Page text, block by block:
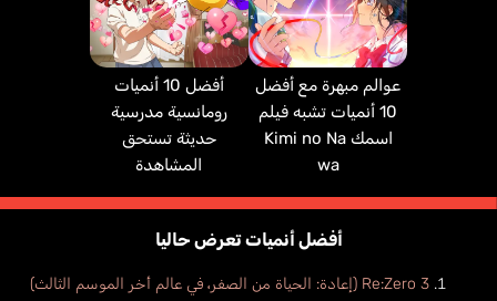
عوالم مبهرة مع أفضل
10 أنميات تشبه فيلم
اسمك Kimi no Na
wa
أفضل 10 أنميات
رومانسية مدرسية
حديثة تستحق
المشاهدة
أفضل أنميات تعرض حاليا
Re:Zero 3 (إعادة: الحياة من الصفر، في عالم أخر الموسم الثالث)